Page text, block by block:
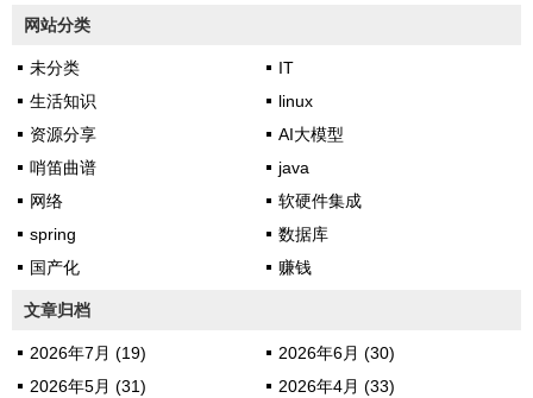
网站分类
未分类
IT
生活知识
linux
资源分享
AI大模型
哨笛曲谱
java
网络
软硬件集成
spring
数据库
国产化
赚钱
文章归档
2026年7月 (19)
2026年6月 (30)
2026年5月 (31)
2026年4月 (33)